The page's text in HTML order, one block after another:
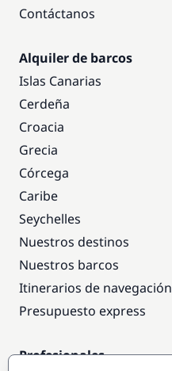
Contáctanos
Alquiler de barcos
Islas Canarias
Cerdeña
Croacia
Grecia
Córcega
Caribe
Seychelles
Nuestros destinos
Nuestros barcos
Itinerarios de navegación
Presupuesto express
Profesionales